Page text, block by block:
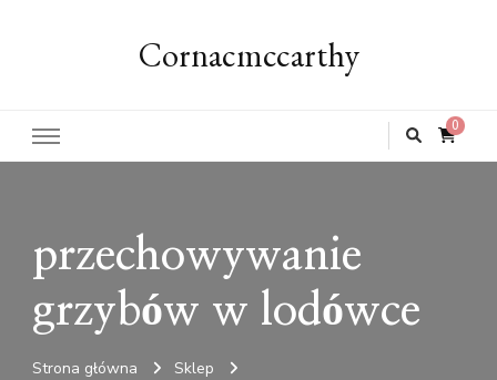
Cornacmccarthy
0
przechowywanie
grzybów w lodówce
Strona główna
Sklep